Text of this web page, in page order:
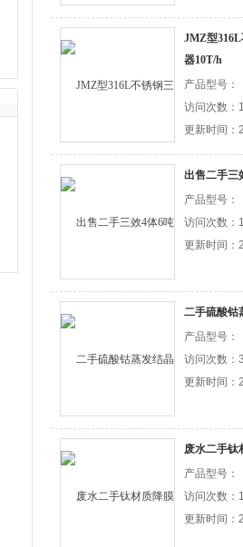
JMZ型
器10T/h
产品型号：
访问次数：
更新时间：
出售二手三
产品型号：
访问次数：
更新时间：
二手硫酸钴
产品型号：
访问次数：
更新时间：
废水二手钛
产品型号：
访问次数：
更新时间：